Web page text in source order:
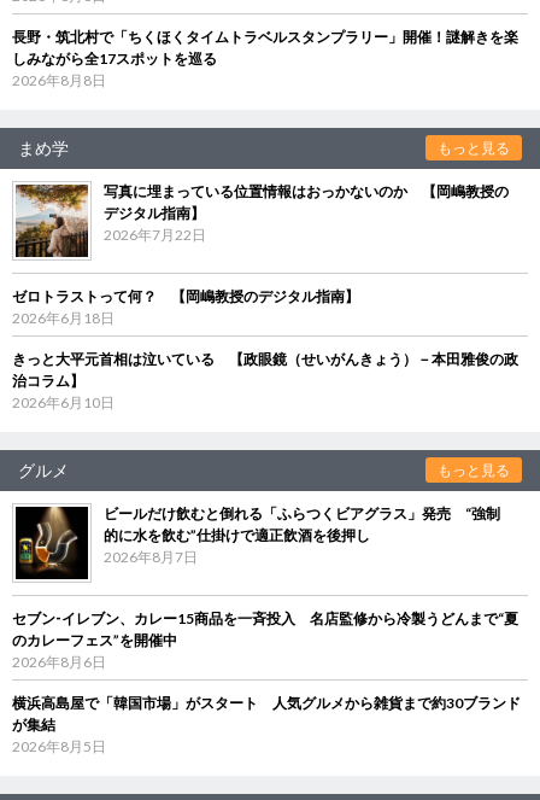
長野・筑北村で「ちくほくタイムトラベルスタンプラリー」開催！謎解きを楽
しみながら全17スポットを巡る
2026年8月8日
まめ学 もっと見る
写真に埋まっている位置情報はおっかないのか 【岡嶋教授の
デジタル指南】
2026年7月22日
ゼロトラストって何？ 【岡嶋教授のデジタル指南】
2026年6月18日
きっと大平元首相は泣いている 【政眼鏡（せいがんきょう）－本田雅俊の政
治コラム】
2026年6月10日
グルメ もっと見る
ビールだけ飲むと倒れる「ふらつくビアグラス」発売 “強制
的に水を飲む”仕掛けで適正飲酒を後押し
2026年8月7日
セブン‐イレブン、カレー15商品を一斉投入 名店監修から冷製うどんまで“夏
のカレーフェス”を開催中
2026年8月6日
横浜高島屋で「韓国市場」がスタート 人気グルメから雑貨まで約30ブランド
が集結
2026年8月5日